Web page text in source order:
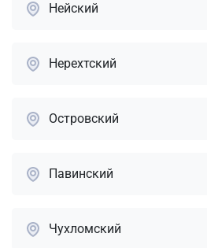
Нейский
Нерехтский
Островский
Павинский
Чухломский